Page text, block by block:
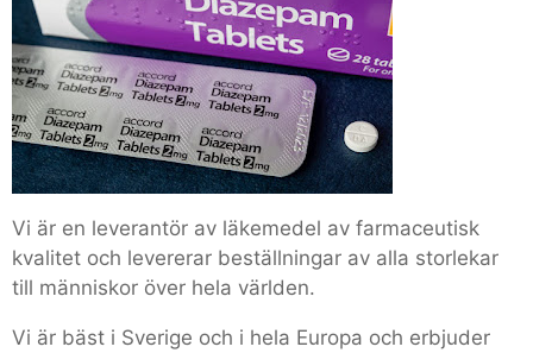
Vi är en leverantör av läkemedel av farmaceutisk
kvalitet och levererar beställningar av alla storlekar
till människor över hela världen.
Vi är bäst i Sverige och i hela Europa och erbjuder